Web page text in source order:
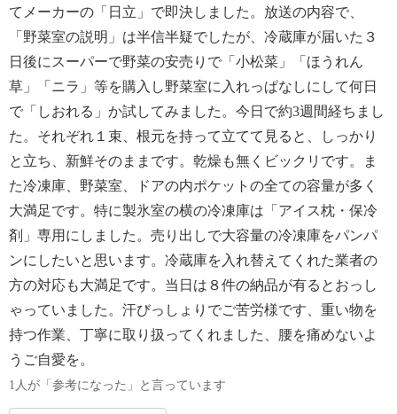
てメーカーの「日立」で即決しました。放送の内容で、
「野菜室の説明」は半信半疑でしたが、冷蔵庫が届いた３
日後にスーパーで野菜の安売りで「小松菜」「ほうれん
草」「ニラ」等を購入し野菜室に入れっぱなしにして何日
で「しおれる」か試してみました。今日で約3週間経ちまし
た。それぞれ１束、根元を持って立てて見ると、しっかり
と立ち、新鮮そのままです。乾燥も無くビックリです。ま
た冷凍庫、野菜室、ドアの内ポケットの全ての容量が多く
大満足です。特に製氷室の横の冷凍庫は「アイス枕・保冷
剤」専用にしました。売り出しで大容量の冷凍庫をパンパ
ンにしたいと思います。冷蔵庫を入れ替えてくれた業者の
方の対応も大満足です。当日は８件の納品が有るとおっし
ゃっていました。汗びっしょりでご苦労様です、重い物を
持つ作業、丁寧に取り扱ってくれました、腰を痛めないよ
うご自愛を。
1人が「参考になった」と言っています